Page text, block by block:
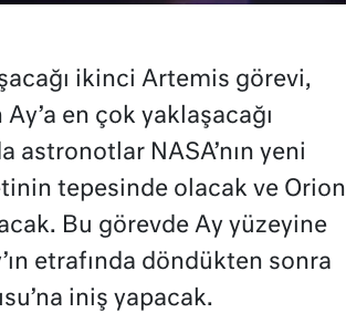
ikinci Artemis görevi,
Ay’a en çok yaklaşacağı
astronotlar NASA’nın yeni
tepesinde olacak ve Orion
Bu görevde Ay yüzeyine
etrafında döndükten sonra
iniş yapacak.